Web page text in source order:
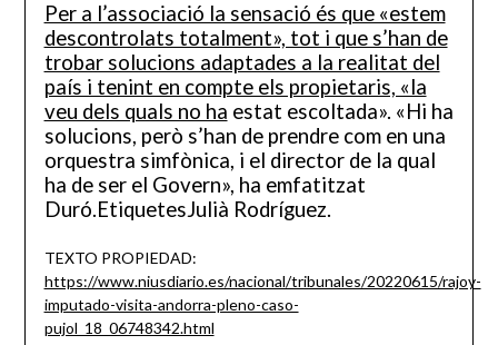
Per a l’associació la sensació és que «estem
descontrolats totalment», tot i que s’han de
trobar solucions adaptades a la realitat del
país i tenint en compte els propietaris, «la
veu dels quals no ha estat escoltada». «Hi ha
solucions, però s’han de prendre com en una
orquestra simfònica, i el director de la qual
ha de ser el Govern», ha emfatitzat
Duró.EtiquetesJulià Rodríguez.
TEXTO PROPIEDAD:
https://www.niusdiario.es/nacional/tribunales/20220615/rajoy-
imputado-visita-andorra-pleno-caso-
pujol_18_06748342.html